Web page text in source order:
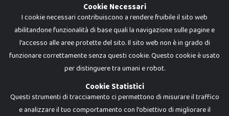
Cookie Necessari
I cookie necessari contribuiscono a rendere fruibile il sito web
abilitandone funzionalità di base quali la navigazione sulle pagine e
l'accesso alle aree protette del sito. Il sito web non è in grado di
funzionare correttamente senza questi cookie. Questo cookie è usato
per distinguere tra umani e robot.
Cookie Statistici
Questi strumenti di tracciamento ci permettono di misurare il traffico
e analizzare il tuo comportamento con l'obiettivo di migliorare il